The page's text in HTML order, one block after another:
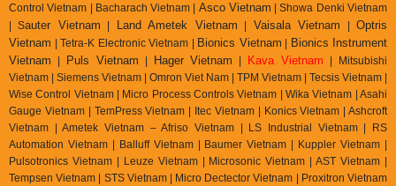
ControlVietnam Bacharach Vietnam | Asco Vietnam |Showa Denki Vietnam
| Sauter Vietnam Land Ametek Vietnam Vaisala Vietnam |Optris
Vietnam | Tetra-K Electronic Vietnam | Bionics Vietnam
Bionics Instrument
Vietnam
Puls Vietnam Hager Vietnam Kava Vietnam | Mitsubishi
Vietnam | Siemens Vietnam | Omron Viet Nam | TPM Vietnam | Tecsis Vietnam |
Wise Control Vietnam | Micro Process Controls Vietnam | Wika Vietnam | Asahi
Gauge Vietnam | TemPress Vietnam | Itec Vietnam | Konics Vietnam | Ashcroft
Vietnam | Ametek Vietnam – Afriso Vietnam | LS Industrial Vietnam | RS
Automation Vietnam | Balluff Vietnam | Baumer Vietnam | Kuppler Vietnam |
Pulsotronics Vietnam | Leuze Vietnam | Microsonic Vietnam | AST Vietnam |
Tempsen Vietnam | STS Vietnam | Micro Dectector Vietnam | Proxitron Vietnam